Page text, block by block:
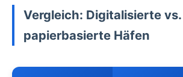
Vergleich: Digitalisierte vs.
papierbasierte Häfen